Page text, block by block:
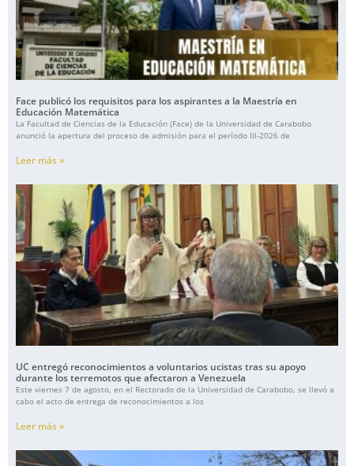
Face publicó los requisitos para los aspirantes a la Maestría en
Educación Matemática
La Facultad de Ciencias de la Educación (Face) de la Universidad de Carabobo
anunció la apertura del proceso de admisión para el período III-2026 de
Leer más »
UC entregó reconocimientos a voluntarios ucistas tras su apoyo
durante los terremotos que afectaron a Venezuela
Este viernes 7 de agosto, en el Rectorado de la Universidad de Carabobo, se llevó a
cabo el acto de entrega de reconocimientos a los
Leer más »